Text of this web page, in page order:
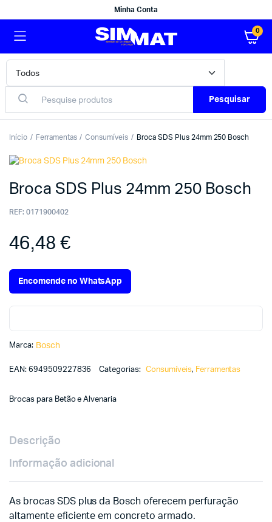
Minha Conta
0
Pesquisar
Início Ferramentas Consumíveis Broca SDS Plus 24mm 250 Bosch
Broca SDS Plus 24mm 250 Bosch
REF: 0171900402
46,48€
Encomende no WhatsApp
Marca: Bosch
EAN: 6949509227836 Categorias: Consumíveis, Ferramentas
Brocas para Betão e Alvenaria
Descrição
Informação adicional
As brocas SDS plus da Bosch oferecem perfuração
altamente eficiente em concreto armado.